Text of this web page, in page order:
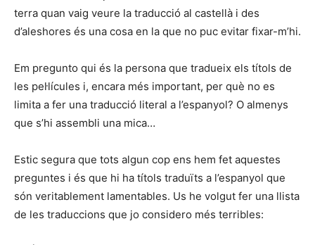
terra quan vaig veure la traducció al castellà i des
d’aleshores és una cosa en la que no puc evitar fixar-m’hi.
Em pregunto qui és la persona que tradueix els títols de
les pel·lícules i, encara més important, per què no es
limita a fer una traducció literal a l’espanyol? O almenys
que s’hi assembli una mica…
Estic segura que tots algun cop ens hem fet aquestes
preguntes i és que hi ha títols traduïts a l’espanyol que
són veritablement lamentables. Us he volgut fer una llista
de les traduccions que jo considero més terribles: